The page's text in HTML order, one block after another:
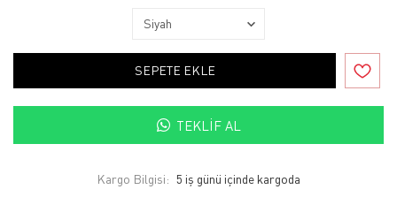
SEPETE EKLE
TEKLIF AL
Kargo Bilgisi: 5 iş günü içinde kargoda